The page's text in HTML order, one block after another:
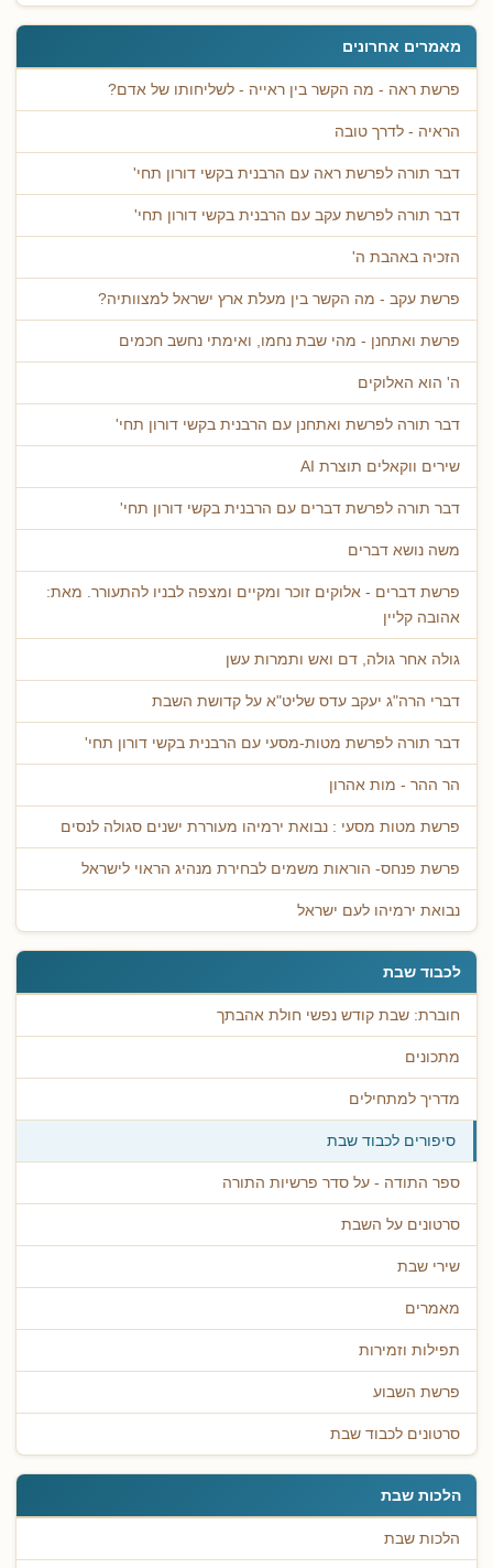
מאמרים אחרונים
פרשת ראה - מה הקשר בין ראייה - לשליחותו של אדם?
הראיה - לדרך טובה
דבר תורה לפרשת ראה עם הרבנית בקשי דורון תחי'
דבר תורה לפרשת עקב עם הרבנית בקשי דורון תחי'
הזכיה באהבת ה'
פרשת עקב - מה הקשר בין מעלת ארץ ישראל למצוותיה?
פרשת ואתחנן - מהי שבת נחמו, ואימתי נחשב חכמים
ה' הוא האלוקים
דבר תורה לפרשת ואתחנן עם הרבנית בקשי דורון תחי'
שירים ווקאלים תוצרת AI
דבר תורה לפרשת דברים עם הרבנית בקשי דורון תחי'
משה נושא דברים
פרשת דברים - אלוקים זוכר ומקיים ומצפה לבניו להתעורר. מאת:
אהובה קליין
גולה אחר גולה, דם ואש ותמרות עשן
דברי הרה"ג יעקב עדס שליט"א על קדושת השבת
דבר תורה לפרשת מטות-מסעי עם הרבנית בקשי דורון תחי'
הר ההר - מות אהרון
פרשת מטות מסעי : נבואת ירמיהו מעוררת ישנים סגולה לנסים
פרשת פנחס- הוראות משמים לבחירת מנהיג הראוי לישראל
נבואת ירמיהו לעם ישראל
לכבוד שבת
חוברת: שבת קודש נפשי חולת אהבתך
מתכונים
מדריך למתחילים
סיפורים לכבוד שבת
ספר התודה - על סדר פרשיות התורה
סרטונים על השבת
שירי שבת
מאמרים
תפילות וזמירות
פרשת השבוע
סרטונים לכבוד שבת
הלכות שבת
הלכות שבת